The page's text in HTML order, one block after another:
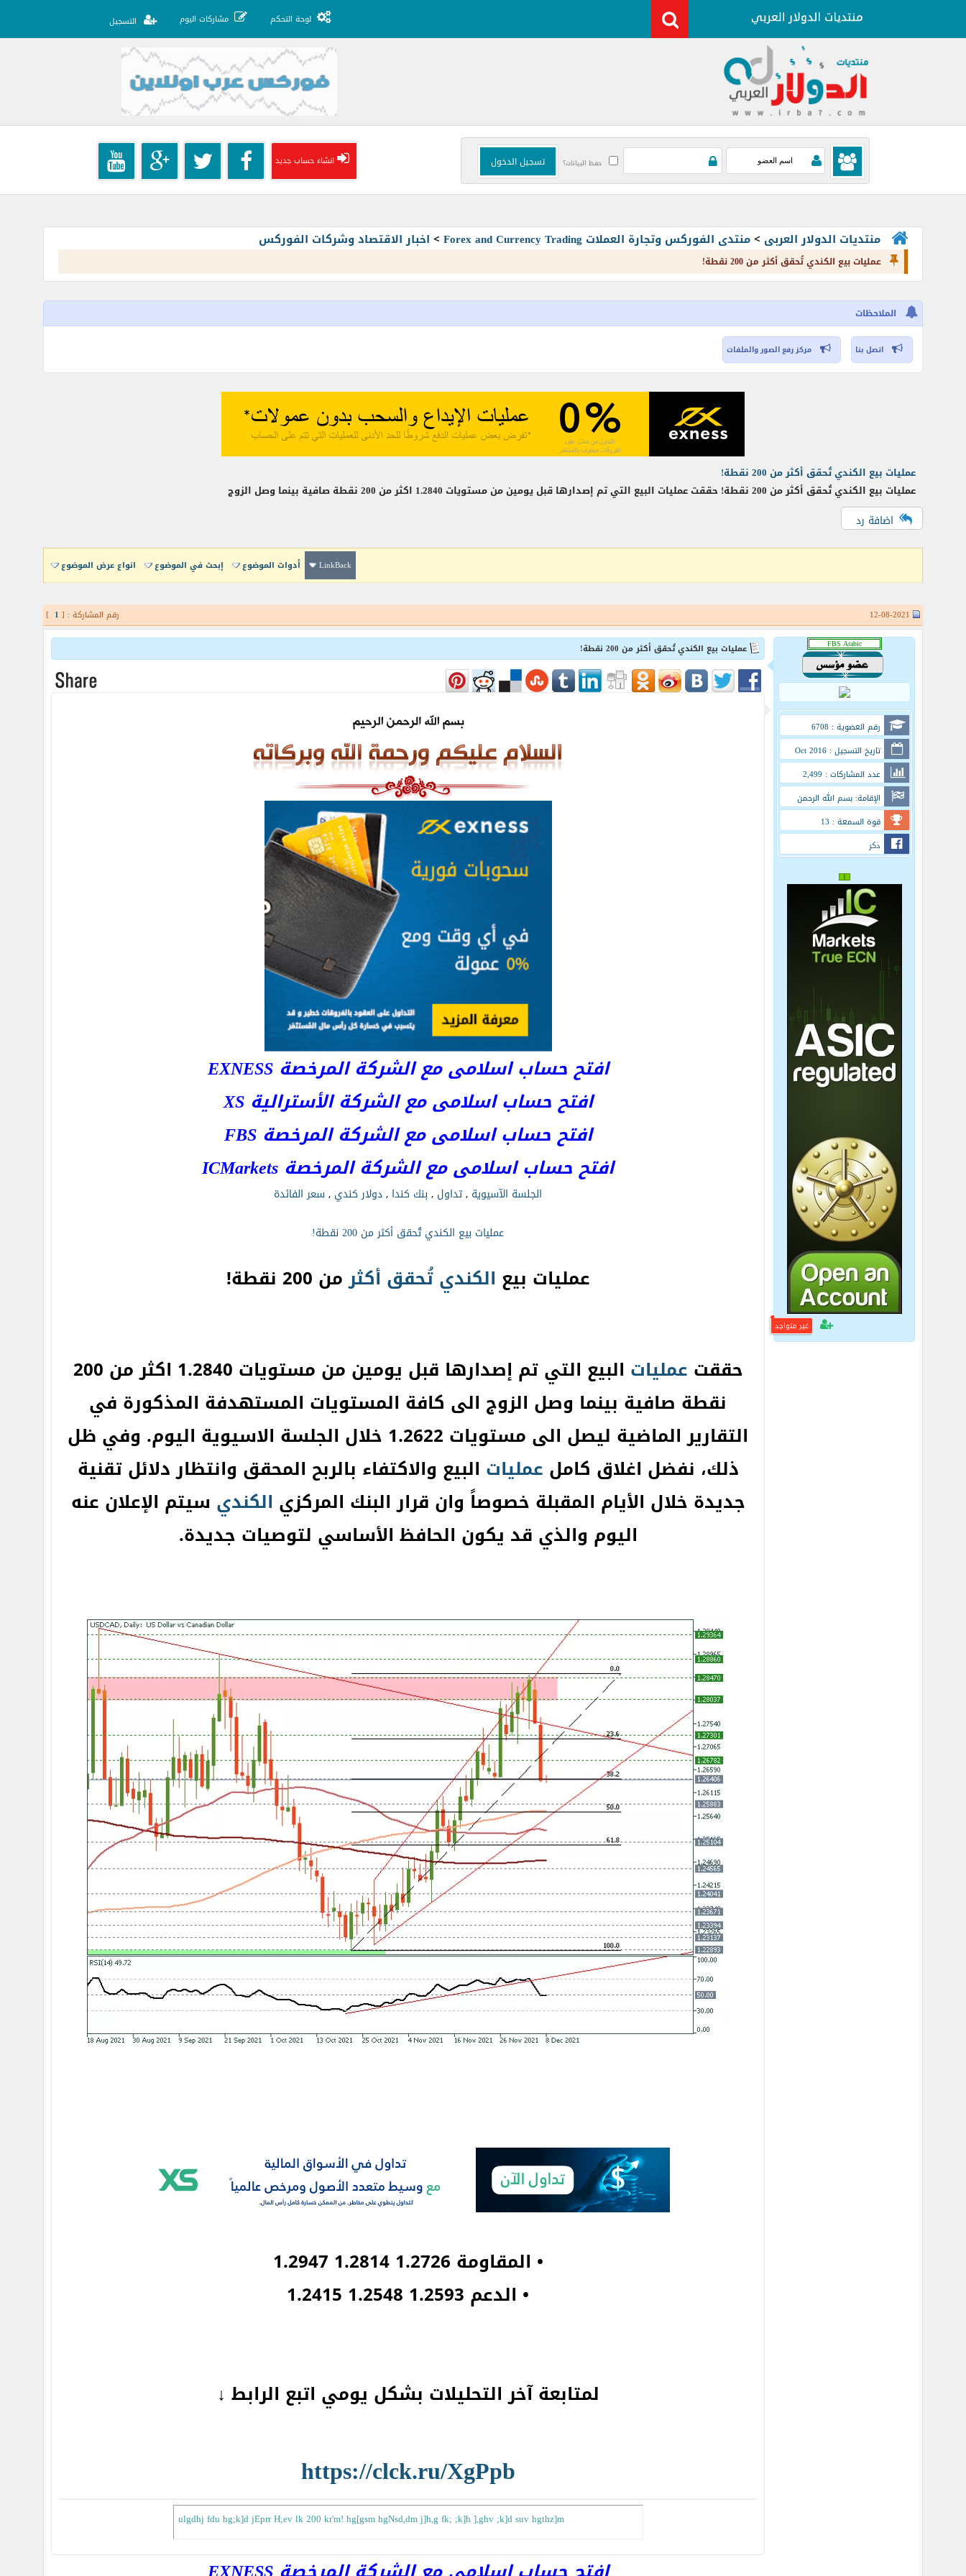
لوحة التحكم مشاركات اليوم التسجيل
حفظ البيانات؟ انشاء حساب جديد
منتديات الدولار العربى >منتدى الفوركس وتجارة العملات Forex and Currency Trading > اخبار الاقتصاد وشركات الفوركس
عمليات بيع الكندي تُحقق أكثر من 200 نقطة!
الملاحظات
اتصل بنا مركز رفع الصور والملفات
عمليات بيع الكندي تُحقق أكثر من 200 نقطة!
عمليات بيع الكندي تُحقق أكثر من 200 نقطة! حققت عمليات البيع التي تم إصدارها قبل يومين من مستويات 1.2840 اكثر من 200 نقطة صافية بينما وصل الزوج
اضافة رد
LinkBack أدوات الموضوع إبحث في الموضوع انواع عرض الموضوع
رقم المشاركة : [ 1
]
رقم العضوية : 6708
تاريخ التسجيل : Oct 2016
عدد المشاركات : 2,499
الإقامة: بسم الله الرحمن
الرحيم
قوة السمعة : 13
ذكر
غير متواجد
عمليات بيع الكندي تُحقق أكثر من 200 نقطة!
افتح حساب اسلامى مع الشركة المرخصة EXNESS
افتح حساب اسلامى مع الشركة الأسترالية XS
افتح حساب اسلامى مع الشركة المرخصة FBS
افتح حساب اسلامى مع الشركة المرخصة ICMarkets
الجلسة الآسيوية ,تداول , بنك كندا ,دولار كندي ,سعر الفائدة
عمليات بيع الكندي تُحقق أكثر من 200 نقطة!
عمليات بيع الكندي تُحقق أكثرمن 200 نقطة!
حققت عمليات
البيع التي تم إصدارها قبل يومين من مستويات 1.2840 اكثر من 200
نقطة صافية بينما وصل الزوج الى كافة المستويات المستهدفة المذكورة في
التقارير الماضية ليصل الى مستويات 1.2622 خلال الجلسة الاسيوية اليوم. وفي ظل
ذلك، نفضل اغلاق كامل عمليات البيع والاكتفاء بالربح المحقق وانتظار دلائل تقنية
جديدة خلال الأيام المقبلة خصوصاً وان قرار البنك المركزي الكندي سيتم الإعلان عنه
اليوم والذي قد يكون الحافظ الأساسي لتوصيات جديدة.
• المقاومة 1.2726 1.2814 1.2947
• الدعم 1.2593 1.2548 1.2415
لمتابعة آخر التحليلات بشكل يومي اتبع الرابط ↓
https://clck.ru/XgPpb
ulgdhj fdu hg;k]d jEprr H;ev lk 200 kr'm! hg[gsm hgNsd,dm j]h,g fk; ;k]h ],ghv ;k]d suv hgthz]m